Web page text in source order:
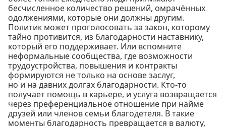
бесчисленное количество решений, омрачённых
одолжениями, которые они должны другим.
Политик может проголосовать за закон, которому
тайно противится, из благодарности наставнику,
который его поддерживает. Или вспомните
неформальные сообщества, где возможности
трудоустройства, повышения и контракты
формируются не только на основе заслуг,
но и на давних долгах благодарности. Кто-то
получает помощь в карьере, и услуга возвращается
через преференциальное отношение при найме
друзей или членов семьи благодетеля. В такие
моменты благодарность превращается в валюту,